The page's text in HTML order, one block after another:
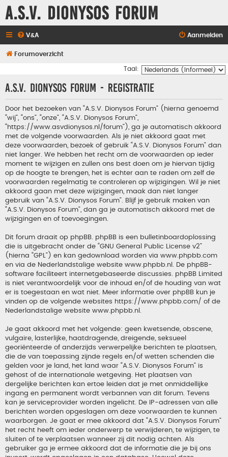
A.S.V. Dionysos Forum
V&A Aanmelden
Forumoverzicht
Taal:
A.S.V. Dionysos Forum - Registratie
Door het bezoeken van “A.S.V. Dionysos Forum” (hierna genoemd
“wij”, “ons”, “onze”, “A.S.V. Dionysos Forum”,
“https://www.asvdionysos.nl/forum”), ga je automatisch akkoord
met de volgende voorwaarden. Als je niet akkoord gaat met
deze voorwaarden, bezoek of gebruik “A.S.V. Dionysos Forum” dan
niet langer. We hebben het recht om de voorwaarden op ieder
moment te wijzigen en zullen ons best doen om je hiervan tijdig
op de hoogte te brengen, het is echter aan te raden om zelf de
voorwaarden regelmatig te controleren op wijzigingen. Wil je niet
akkoord gaan met deze wijzigingen, maak dan niet langer
gebruik van “A.S.V. Dionysos Forum”. Blijf je gebruik maken van
“A.S.V. Dionysos Forum”, dan ga je automatisch akkoord met de
wijzigingen en of toevoegingen.
Dit forum draait op phpBB. phpBB is een bulletinboardoplossing
die is uitgebracht onder de “GNU General Public License v2”
(hierna “GPL”) en kan gedownload worden via www.phpbb.com
en via de Nederlandstalige website www.phpbb.nl . De phpBB-
software faciliteert internetgebaseerde discussies. phpBB Limited
is niet verantwoordelijk voor de inhoud en/of de houding van wat
er is toegestaan en wat niet. Meer informatie over phpBB kun je
vinden op de volgende websites https://www.phpbb.com/ of de
Nederlandstalige website www.phpbb.nl
Je gaat akkoord met het volgende: geen kwetsende, obscene,
vulgaire, lasterlijke, haatdragende, dreigende, seksueel
georiënteerde of anderzijds verwerpelijke berichten te plaatsen,
die de van toepassing zijnde regels en/of wetten schenden die
gelden voor je land, het land waar “A.S.V. Dionysos Forum” is
gehost of de internationale wetgeving. Het plaatsen van
dergelijke berichten kan ertoe leiden dat je met onmiddellijke
ingang en permanent wordt verbannen van dit forum. Tevens
kan je serviceprovider worden ingelicht. De IP-adressen van alle
berichten worden opgeslagen om deze voorwaarden te kunnen
waarborgen. Je gaat er mee akkoord dat “A.S.V. Dionysos Forum”
het recht heeft om ieder onderwerp te verwijderen, te wijzigen, te
sluiten of te verplaatsen wanneer zij dit nodig achten. Als
gebruiker ga je ermee akkoord dat de informatie die je bij ons